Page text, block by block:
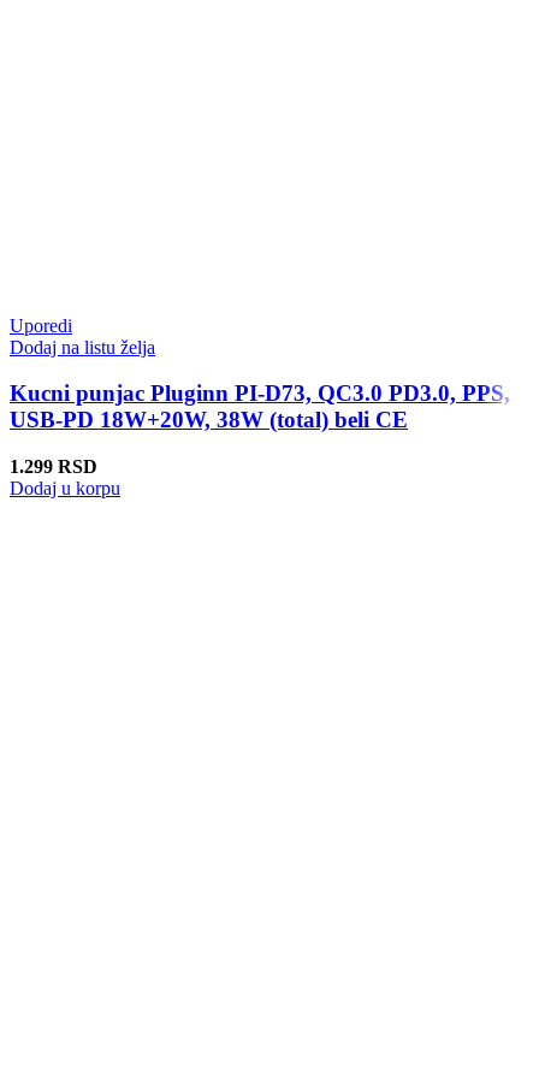
Uporedi
Dodaj na listu želja
Kucni punjac Pluginn PI-D73, QC3.0 PD3.0, PPS,
USB-PD 18W+20W, 38W (total) beli CE
1.299 RSD
Dodaj u korpu